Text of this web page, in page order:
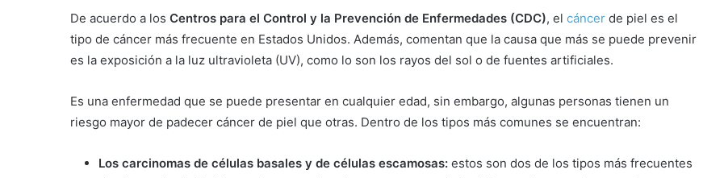
De acuerdo a los Centros para el Control y la Prevención de Enfermedades (CDC), el cáncer de piel es el
tipo de cáncer más frecuente en Estados Unidos. Además, comentan que la causa que más se puede prevenir
es la exposición a la luz ultravioleta (UV), como lo son los rayos del sol o de fuentes artificiales.
Es una enfermedad que se puede presentar en cualquier edad, sin embargo, algunas personas tienen un
riesgo mayor de padecer cáncer de piel que otras. Dentro de los tipos más comunes se encuentran:
Los carcinomas de células basales y de células escamosas: estos son dos de los tipos más frecuentes